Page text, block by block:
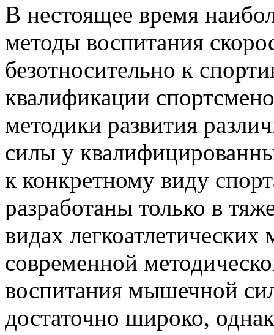
В нестоящее время
методы воспитания
безотносительно к
квалификации
методики развития
силы у
к конкретному виду
разработаны только в
видах
современной
воспитания мышечной
достаточно широко,